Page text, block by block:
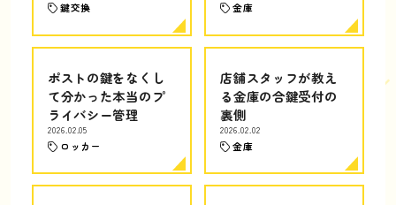
鍵交換 金庫
ポストの鍵をなくし
て分かった本当のプ
ライバシー管理
2026.02.05
ロッカー
店舗スタッフが教え
る金庫の合鍵受付の
裏側
2026.02.02
金庫